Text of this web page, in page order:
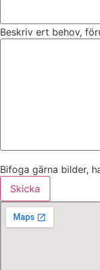
Beskriv ert behov,
Bifoga gärna bilder,
Skicka